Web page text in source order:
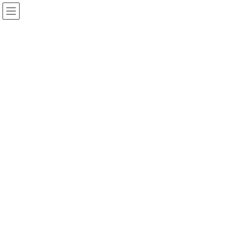
Warning